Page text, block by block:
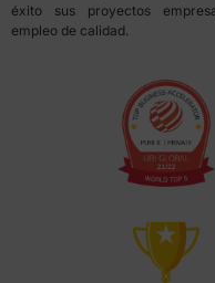
éxito sus proyectos
empleo de calidad.